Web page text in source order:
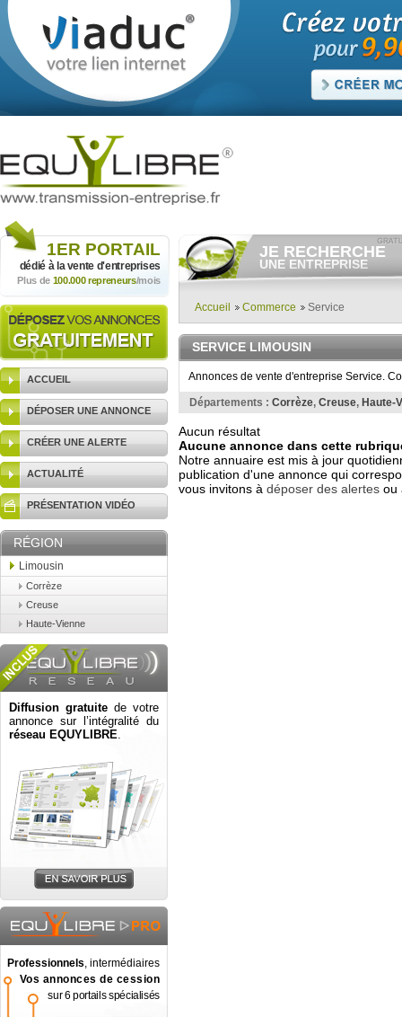
1ER PORTAIL
dédié à la vente d'entreprises
Plus de 100.000 repreneurs/mois
ACCUEIL
DÉPOSER UNE ANNONCE
CRÉER UNE ALERTE
ACTUALITÉ
PRÉSENTATION VIDÉO
RÉGION
Limousin
Corrèze
Creuse
Haute-Vienne
Diffusion gratuite de votre
annonce sur l’intégralité du
réseau EQUYLIBRE.
Professionnels, intermédiaires
Vos annonces de cession
sur 6 portails spécialisés
JE RECHERCHE
UNE ENTREPRISE
Consulter gratuitementles
vendre.
Et/ou déposergratuitement
votre recherche d'entreprise.
RECHERCHER UNE
ANNONCE
Accueil Commerce Service
SERVICE LIMOUSIN
Annonces de vente d'entreprise Service.
Départements : Corrèze, Creuse, Haute-
Aucun résultat
Aucune annonce dans cette
Notre annuaire est mis à jour
publication d'une annonce qui
vous invitons à déposer des alertes ou